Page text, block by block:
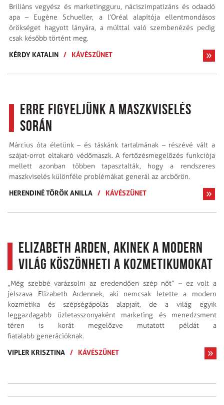
Briliáns vegyész és marketingguru, náciszimpatizáns és odaadó
apa – Eugène Schueller, a l’Oréal alapítója ellentmondásos
örökséget hagyott lányára, a múlttal való szembenézés pedig
csak később történt meg.
KÉRDY KATALIN / KÁVÉSZÜNET
Erre figyeljünk a maszkviselés
során
Március óta életünk – és táskánk tartalmának – részévé vált a
szájat-orrot eltakaró védőmaszk. A fertőzésmegelőzés funkciója
mellett azonban többen tapasztalták, hogy a rendszeres
maszkviselés különféle problémákat generál az arcbőrön.
HERENDINÉ TÖRÖK ANILLA / KÁVÉSZÜNET
Elizabeth Arden, akinek a modern
világ köszönheti a kozmetikumokat
„Még szebbé varázsolni az eredendően szép nőt” – ez volt a
jelszava Elizabeth Ardennek, aki nemcsak letette a modern
kozmetika és szépségápolás alapjait, de a világ egyik
leggazdagabb üzletasszonyaként marketing és menedzsment
téren is korát megelőzve mutatott példát a
fiatalabb generációknak.
VIPLER KRISZTINA / KÁVÉSZÜNET